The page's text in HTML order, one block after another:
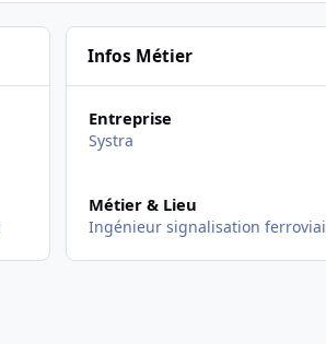
Infos Métier
Entreprise
Systra
Métier & Lieu
Ingénieur signalisation